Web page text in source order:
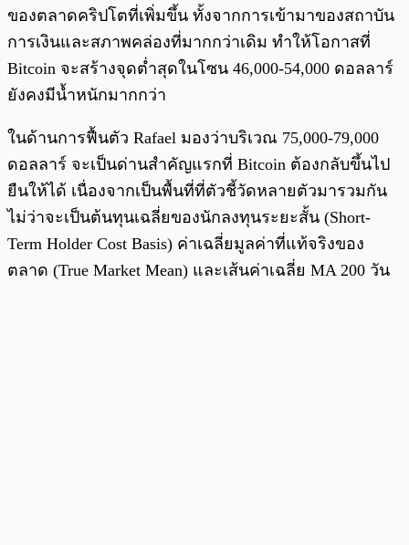
ของตลาดคริปโตที่เพิ่มขึ้น ทั้งจากการเข้ามาของสถาบัน
การเงินและสภาพคล่องที่มากกว่าเดิม ทำให้โอกาสที่
Bitcoin จะสร้างจุดต่ำสุดในโซน 46,000-54,000 ดอลลาร์
ยังคงมีน้ำหนักมากกว่า
ในด้านการฟื้นตัว Rafael มองว่าบริเวณ 75,000-79,000
ดอลลาร์ จะเป็นด่านสำคัญแรกที่ Bitcoin ต้องกลับขึ้นไป
ยืนให้ได้ เนื่องจากเป็นพื้นที่ที่ตัวชี้วัดหลายตัวมารวมกัน
ไม่ว่าจะเป็นต้นทุนเฉลี่ยของนักลงทุนระยะสั้น (Short-
Term Holder Cost Basis) ค่าเฉลี่ยมูลค่าที่แท้จริงของ
ตลาด (True Market Mean) และเส้นค่าเฉลี่ย MA 200 วัน